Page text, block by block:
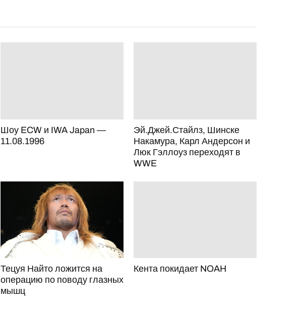
Шоу ECW и IWA Japan —
11.08.1996
Эй.Джей.Стайлз, Шинске
Накамура, Карл Андерсон и
Люк Гэллоуз переходят в
WWE
Тецуя Найто ложится на
операцию по поводу глазных
мышц
Кента покидает NOAH